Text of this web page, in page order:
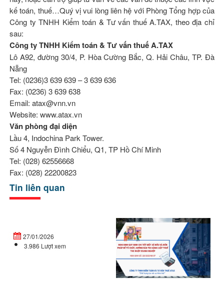
kế toán, thuế…Quý vị vui lòng liên hệ với Phòng Tổng hợp của
Công ty TNHH Kiểm toán & Tư vấn thuế A.TAX, theo địa chỉ
sau:
Công ty TNHH Kiểm toán & Tư vấn thuế A.TAX
Lô A92, đường 30/4, P. Hòa Cường Bắc, Q. Hải Châu, TP. Đà
Nẵng
Tel: (0236)3 639 639 – 3 639 636
Fax: (0236) 3 639 638
Email: atax@vnn.vn
Website: www.atax.vn
Văn phòng đại diện
Lầu 4, Indochina Park Tower.
Số 4 Nguyễn Đình Chiểu, Q1, TP Hồ Chí Minh
Tel: (028) 62556668
Fax: (028) 22200823
Tin liên quan
Doanh
nghiệp
mới
thành
lập
vào
27/01/2026
3.986 Lượt xem